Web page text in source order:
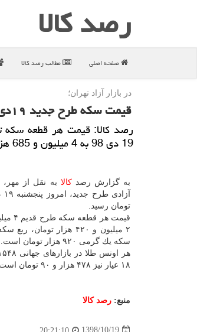
رصد كالا
صفحه اصلی مطالب رصد كالا
در بازار آزاد تهران؛
قیمت سكه طرح جدید ۱۹دی ۹۸ به ۴ میلیون و ۶۸۵ هزار تومان رسید
رصد كالا: قیمت هر قطعه سكه
19 دی 98 به 4 میلیون و 685 هزار تومان رسید.
به گزارش رصدكالا به نقل از
تومان رسید.
سكه یك گرمی ۹۲۰ هزار تومان است.
هر اونس طلا در بازارهای جهانی ۱۵۴۸
۱۸ عیار نیز ۴۷۸ هزار و ۹۰ تومان است.
منبع: رصد كالا
1398/10/19